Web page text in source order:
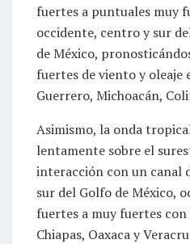
fuertes a puntuales muy
occidente, centro y sur
de México,
fuertes de viento y oleaje
Guerrero, Michoacán,
Asimismo, la onda
lentamente sobre el
interacción con un canal
sur del Golfo de México,
fuertes a muy fuertes
Chiapas, Oaxaca y